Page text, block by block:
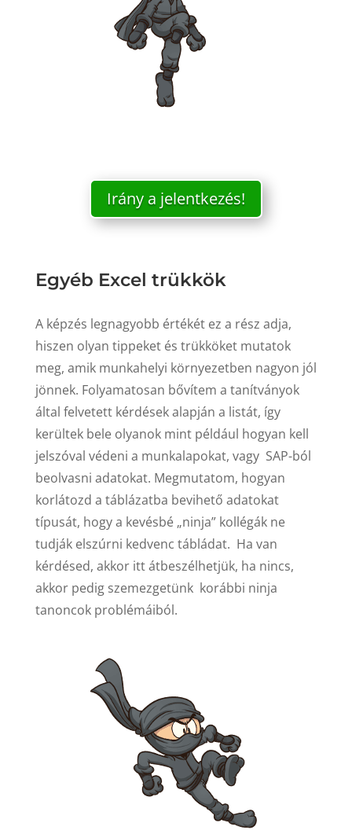
Irány a jelentkezés!
Egyéb Excel trükkök
A képzés legnagyobb értékét ez a rész adja,
hiszen olyan tippeket és trükköket mutatok
meg, amik munkahelyi környezetben nagyon jól
jönnek. Folyamatosan bővítem a tanítványok
által felvetett kérdések alapján a listát, így
kerültek bele olyanok mint például hogyan kell
jelszóval védeni a munkalapokat, vagy SAP-ból
beolvasni adatokat. Megmutatom, hogyan
korlátozd a táblázatba bevihető adatokat
típusát, hogy a kevésbé „ninja” kollégák ne
tudják elszúrni kedvenc tábládat. Ha van
kérdésed, akkor itt átbeszélhetjük, ha nincs,
akkor pedig szemezgetünk korábbi ninja
tanoncok problémáiból.